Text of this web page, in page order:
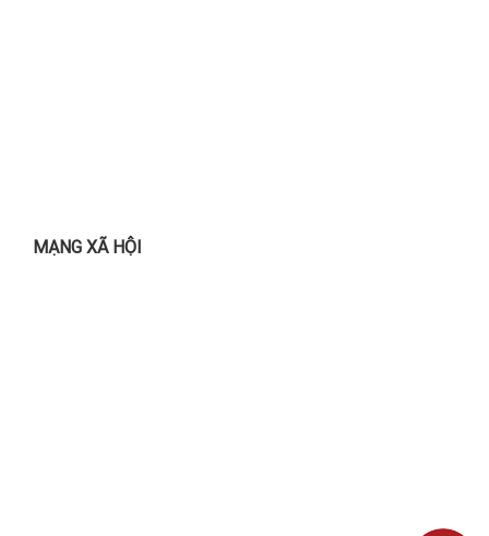
MẠNG XÃ HỘI